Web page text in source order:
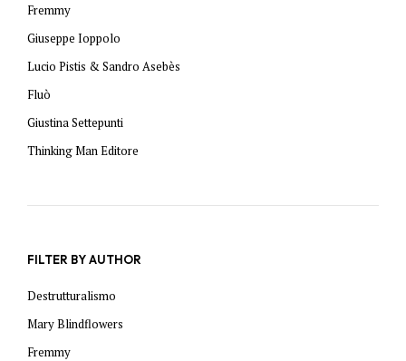
Fremmy
Giuseppe Ioppolo
Lucio Pistis & Sandro Asebès
Fluò
Giustina Settepunti
Thinking Man Editore
FILTER BY AUTHOR
Destrutturalismo
Mary Blindflowers
Fremmy